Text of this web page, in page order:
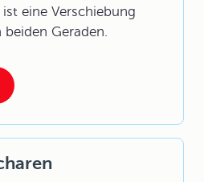
eine Verschiebung
Geraden.